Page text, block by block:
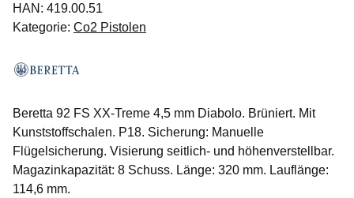
HAN: 419.00.51
Kategorie: Co2 Pistolen
Beretta 92 FS XX-Treme 4,5 mm Diabolo. Brüniert. Mit
Kunststoffschalen. P18. Sicherung: Manuelle
Flügelsicherung. Visierung seitlich- und höhenverstellbar.
Magazinkapazität: 8 Schuss. Länge: 320 mm. Lauflänge:
114,6 mm.